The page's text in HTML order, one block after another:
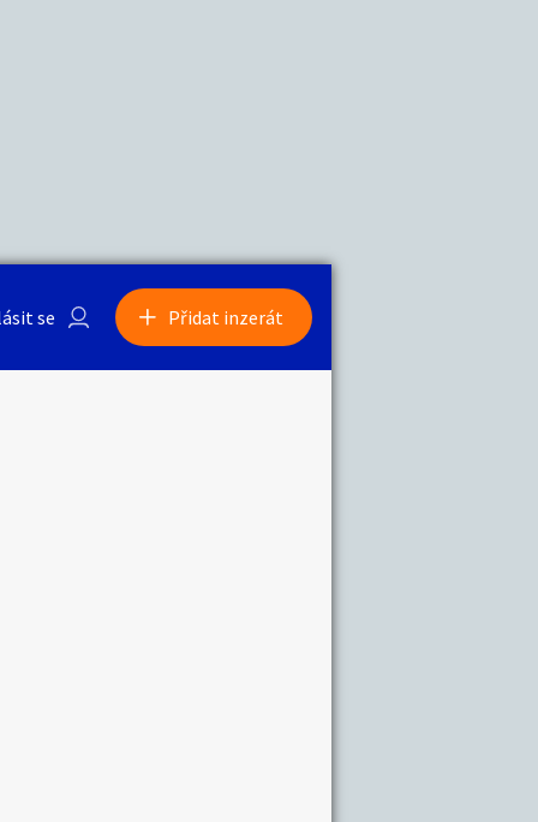
se Přidat inzerát
Sběratelství